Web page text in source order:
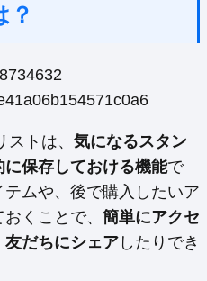
？
トは、 気になるスタン
保存しておける機能で
ムや、後で購入したいア
くことで、 簡単にアクセ
友だちにシェア したりでき